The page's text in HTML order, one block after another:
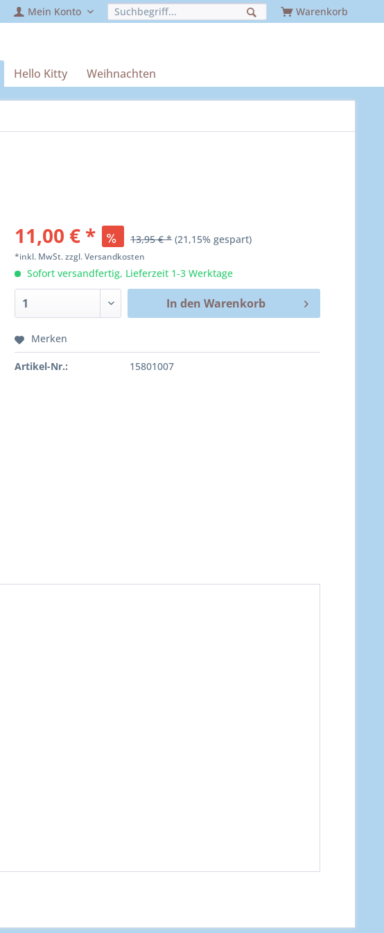
Mein Konto Warenkorb
Hello Kitty Weihnachten
11,00 € *
13,95 € * (21,15% gespart)
*inkl. MwSt.zzgl. Versandkosten
Sofort versandfertig, Lieferzeit 1-3 Werktage
In den Warenkorb
Merken
Artikel-Nr.: 15801007